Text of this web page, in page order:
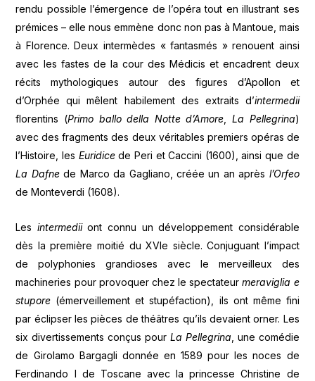
rendu possible l’émergence de l’opéra tout en illustrant ses
prémices – elle nous emmène donc non pas à Mantoue, mais
à Florence. Deux intermèdes « fantasmés » renouent ainsi
avec les fastes de la cour des Médicis et encadrent deux
récits mythologiques autour des figures d’Apollon et
d’Orphée qui mêlent habilement des extraits d’intermedii
florentins (Primo ballo della Notte d’Amore ,La Pellegrina)
avec des fragments des deux véritables premiers opéras de
l’Histoire, les Euridicede Peri et Caccini (1600), ainsi que de
La Dafnede Marco da Gagliano, créée un an après l’Orfeo
de Monteverdi (1608).
Les intermediiont connu un développement considérable
dès la première moitié du XVIe siècle. Conjuguant l’impact
de polyphonies grandioses avec le merveilleux des
machineries pour provoquer chez le spectateurmeraviglia e
stupore (émerveillement et stupéfaction), ils ont même fini
par éclipser les pièces de théâtres qu’ils devaient orner. Les
six divertissements conçus pour La Pellegrina, une comédie
de Girolamo Bargagli donnée en 1589 pour les noces de
Ferdinando I de Toscane avec la princesse Christine de